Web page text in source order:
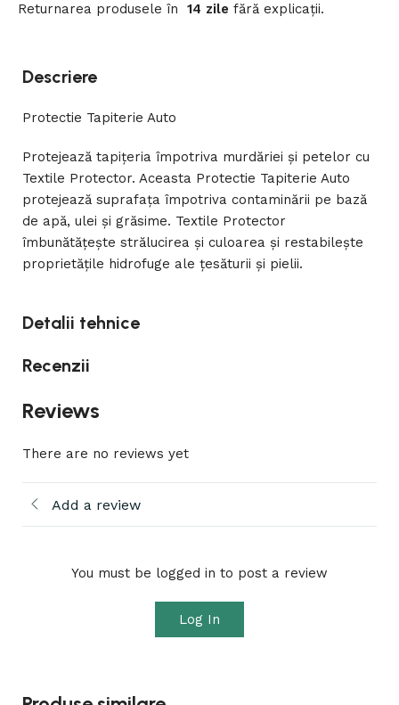
Returnarea produseleîn 14 zile fără explicații.
Descriere
Protectie Tapiterie Auto
Protejează tapițeria împotriva murdăriei și petelor cu
Textile Protector. Aceasta Protectie Tapiterie Auto
protejează suprafața împotriva contaminării pe bază
de apă, ulei și grăsime. Textile Protector
îmbunătățește strălucirea și culoarea și restabilește
proprietățile hidrofuge ale țesăturii și pielii.
Detalii tehnice
Recenzii
Reviews
There are no reviews yet
Add a review
You must be logged in to post a review
Log In